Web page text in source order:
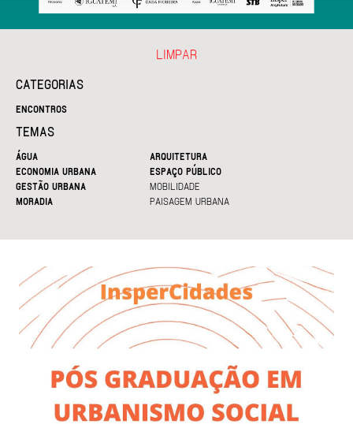
CATEGORIAS
ENCONTROS
TEMAS
ÁGUA
ARQUITETURA
ECONOMIA URBANA
ESPAÇO PÚBLICO
GESTÃO URBANA
MOBILIDADE
MORADIA
PAISAGEM URBANA
LIMPAR